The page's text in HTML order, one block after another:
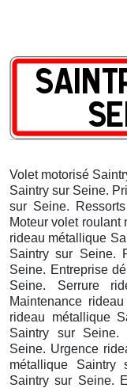
Volet motorisé
Saintry sur Seine.
sur Seine.
Moteur volet
rideau métallique
Saintry sur Seine.
Seine. Entreprise
Seine. Serrure
Maintenance
rideau métallique
Saintry sur Seine.
Seine. Urgence
métallique Saintry
Saintry sur Seine.